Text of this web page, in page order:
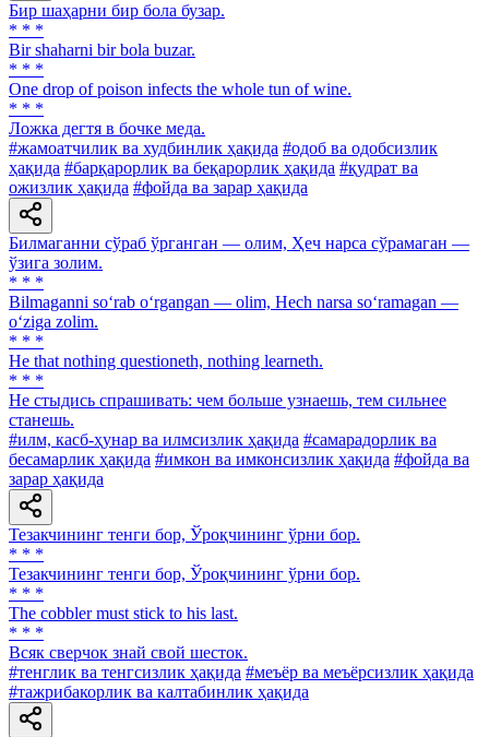
Бир шаҳарни бир бола бузар.
* * *
Bir shaharni bir bola buzar.
* * *
One drop of poison infects the whole tun of wine.
* * *
Ложка дегтя в бочке меда.
#жамоатчилик ва худбинлик ҳақида #одоб ва одобсизлик
ҳақида #барқарорлик ва беқарорлик ҳақида #қудрат ва
ожизлик ҳақида #фойда ва зарар ҳақида
Билмаганни сўраб ўрганган — олим, Ҳеч нарса сўрамаган —
ўзига золим.
* * *
Bilmaganni so‘rab o‘rgangan — olim, Hech narsa so‘ramagan —
o‘ziga zolim.
* * *
He that nothing questioneth, nothing learneth.
* * *
He стыдись спрашивать: чем больше узнаешь, тем сильнее
станешь.
#илм, касб-ҳунар ва илмсизлик ҳақида #самарадорлик ва
бесамарлик ҳақида #имкон ва имконсизлик ҳақида #фойда ва
зарар ҳақида
Тезакчининг тенги бор, Ўроқчининг ўрни бор.
* * *
Тезакчининг тенги бор, Ўроқчининг ўрни бор.
* * *
The cobbler must stick to his last.
* * *
Всяк сверчок знай свой шесток.
#тенглик ва тенгсизлик ҳақида #меъёр ва меъёрсизлик ҳақида
#тажрибакорлик ва калтабинлик ҳақида